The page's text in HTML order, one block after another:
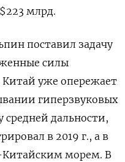
млрд.
поставил задачу
силы
Китай уже опережает
гиперзвуковых
средней дальности,
в 2019 г., а в
Китайским морем. В